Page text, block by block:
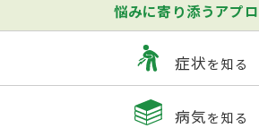
悩みに寄り添うアプ
症状を知る
病気を知る